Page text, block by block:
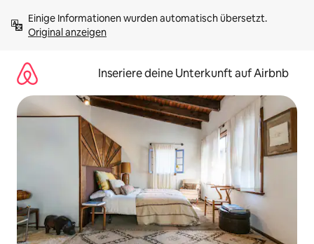
Inhalten
springenOriginal anzeigen
Inseriere deine Unterkunft auf Airbnb